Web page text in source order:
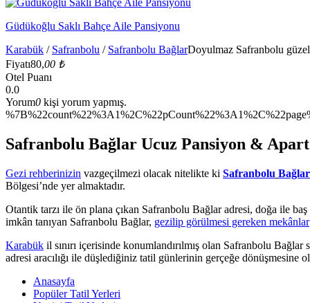
Güdükoğlu Saklı Bahçe Aile Pansiyonu
Karabük / Safranbolu / Safranbolu BağlarDoyulmaz Safranbolu
Fiyatı80,00 ₺
Otel Puanı
0.0
Yorum0 kişi yorum yapmış.
Safranbolu Bağlar Ucuz Pansiyon &
Gezi rehberinizin vazgeçilmezi olacak nitelikte ki Safranbolu Bağlar
Bölgesi’nde yer almaktadır.
Otantik tarzı ile ön plana çıkan Safranbolu Bağlar adresi, doğa ile
imkân tanıyan Safranbolu Bağlar, gezilip görülmesi gereken mekânlar
Karabük il sınırı içerisinde konumlandırılmış olan Safranbolu
adresi aracılığı ile düşlediğiniz tatil günlerinin gerçeğe dönüşmesine
Anasayfa
Popüler Tatil Yerleri